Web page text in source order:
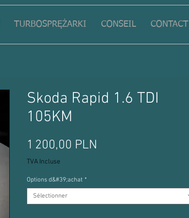
TURBOSPRĘŻARKI CONSEIL CONTACT
Skoda Rapid 1.6 TDI
105KM
1 200,00 PLN
TVA Incluse
Options d&#39;achat *
Sélectionner